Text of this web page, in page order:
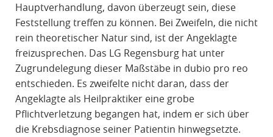
Hauptverhandlung, davon überzeugt sein, diese
Feststellung treffen zu können. Bei Zweifeln, die nicht
rein theoretischer Natur sind, ist der Angeklagte
freizusprechen. Das LG Regensburg hat unter
Zugrundelegung dieser Maßstäbe in dubio pro reo
entschieden. Es zweifelte nicht daran, dass der
Angeklagte als Heilpraktiker eine grobe
Pflichtverletzung begangen hat, indem er sich über
die Krebsdiagnose seiner Patientin hinwegsetzte.